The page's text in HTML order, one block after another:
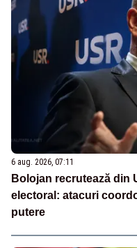
6 aug. 2026, 07:11
Bolojan recrutează din
electoral: atacuri
putere